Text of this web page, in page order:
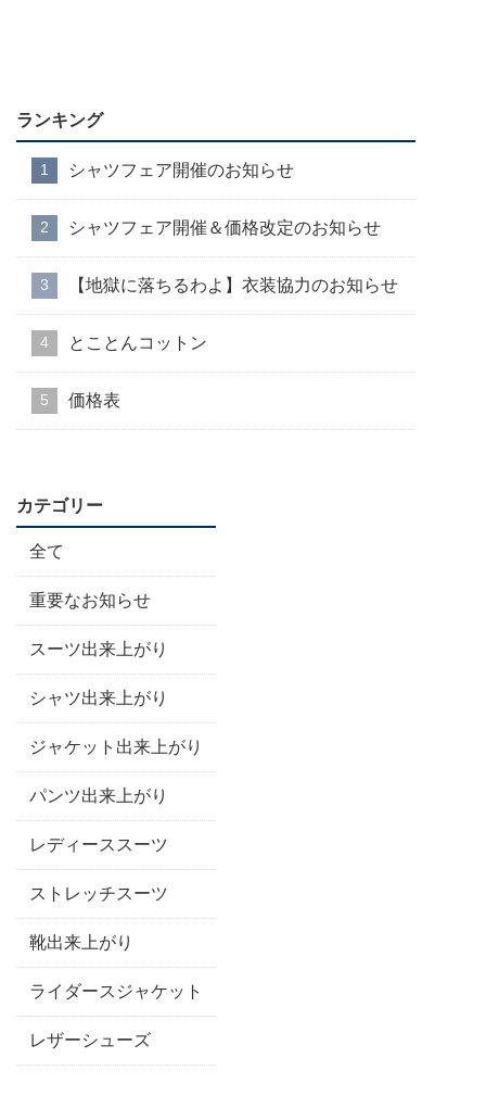
ランキング
シャツフェア開催のお知らせ
シャツフェア開催＆価格改定のお知らせ
【地獄に落ちるわよ】衣装協力のお知らせ
とことんコットン
価格表
カテゴリー
全て
重要なお知らせ
スーツ出来上がり
シャツ出来上がり
ジャケット出来上がり
パンツ出来上がり
レディーススーツ
ストレッチスーツ
靴出来上がり
ライダースジャケット
レザーシューズ